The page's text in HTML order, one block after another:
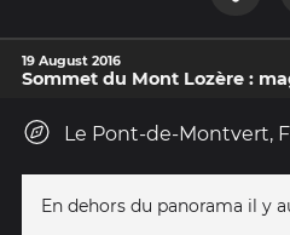
19 August 2016
Sommet du Mont Lozère :
Le Pont-de-Montvert,
En dehors du panorama il y